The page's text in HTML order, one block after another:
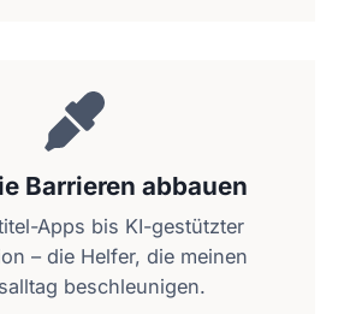
Barrieren abbauen
Apps bis KI-gestützter
– die Helfer, die meinen
beschleunigen.